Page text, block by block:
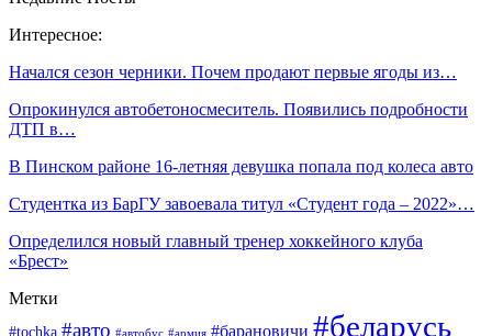
Интересное:
Начался сезон черники. Почем продают первые ягоды из…
Опрокинулся автобетоносмеситель. Появились подробности
ДТП в…
В Пинском районе 16-летняя девушка попала под колеса авто
Студентка из БарГУ завоевала титул «Студент года – 2022»…
Определился новый главный тренер хоккейного клуба
«Брест»
Метки
#tochka #авто #автобус #армия #барановичи #беларусь